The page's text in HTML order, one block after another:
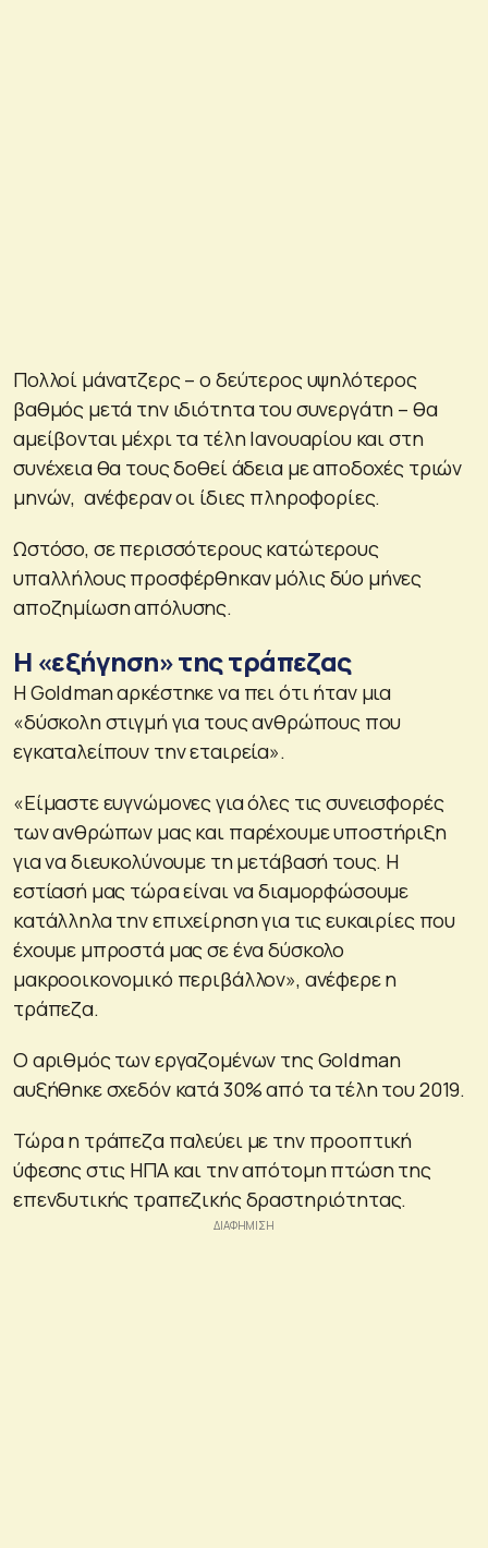
Πολλοί μάνατζερς – ο δεύτερος υψηλότερος
βαθμός μετά την ιδιότητα του συνεργάτη – θα
αμείβονται μέχρι τα τέλη Ιανουαρίου και στη
συνέχεια θα τους δοθεί άδεια με αποδοχές τριών
μηνών, ανέφεραν οι ίδιες πληροφορίες.
Ωστόσο, σε περισσότερους κατώτερους
υπαλλήλους προσφέρθηκαν μόλις δύο μήνες
αποζημίωση απόλυσης.
Η «εξήγηση» της τράπεζας
Η Goldman αρκέστηκε να πει ότι ήταν μια
«δύσκολη στιγμή για τους ανθρώπους που
εγκαταλείπουν την εταιρεία».
«Είμαστε ευγνώμονες για όλες τις συνεισφορές
των ανθρώπων μας και παρέχουμε υποστήριξη
για να διευκολύνουμε τη μετάβασή τους. Η
εστίασή μας τώρα είναι να διαμορφώσουμε
κατάλληλα την επιχείρηση για τις ευκαιρίες που
έχουμε μπροστά μας σε ένα δύσκολο
μακροοικονομικό περιβάλλον», ανέφερε η
τράπεζα.
Ο αριθμός των εργαζομένων της Goldman
αυξήθηκε σχεδόν κατά 30% από τα τέλη του 2019.
Τώρα η τράπεζα παλεύει με την προοπτική
ύφεσης στις ΗΠΑ και την απότομη πτώση της
επενδυτικής τραπεζικής δραστηριότητας.